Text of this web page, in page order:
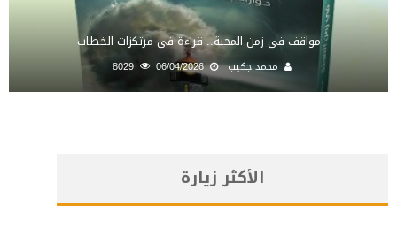
مواقف في زمن المحنة.. قراءة في مرتكزات الخطاب
محمد جكيب 06/04/2026
8029
الأكثر زيارة